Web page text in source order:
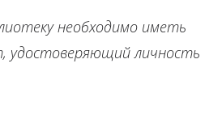
необходимо иметь
удостоверяющий личность